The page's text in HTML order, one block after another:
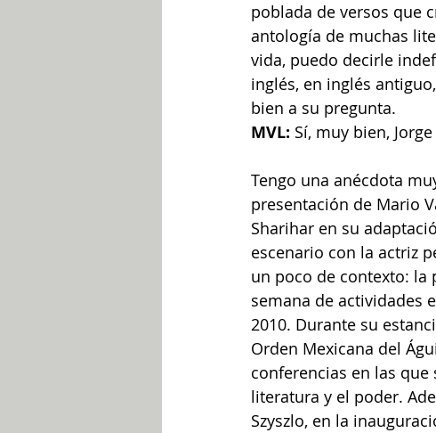
poblada de versos que
antología de muchas
vida, puedo decirle
inglés, en inglés
bien a su pregunta.
MVL: Sí, muy bien,
Tengo una anécdota
presentación de Mario
Sharihar en su
escenario con la actriz
un poco de contexto: la
semana de actividades
2010. Durante su
Orden Mexicana del
conferencias en las
literatura y el poder.
Szyszlo, en la